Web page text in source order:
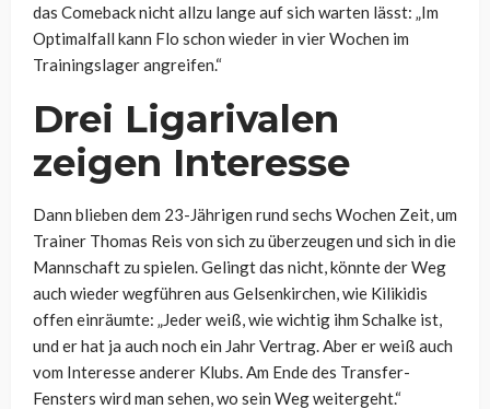
das Comeback nicht allzu lange auf sich warten lässt: „Im
Optimalfall kann Flo schon wieder in vier Wochen im
Trainingslager angreifen.“
Drei Ligarivalen
zeigen Interesse
Dann blieben dem 23-Jährigen rund sechs Wochen Zeit, um
Trainer Thomas Reis von sich zu überzeugen und sich in die
Mannschaft zu spielen. Gelingt das nicht, könnte der Weg
auch wieder wegführen aus Gelsenkirchen, wie Kilikidis
offen einräumte: „Jeder weiß, wie wichtig ihm Schalke ist,
und er hat ja auch noch ein Jahr Vertrag. Aber er weiß auch
vom Interesse anderer Klubs. Am Ende des Transfer-
Fensters wird man sehen, wo sein Weg weitergeht.“